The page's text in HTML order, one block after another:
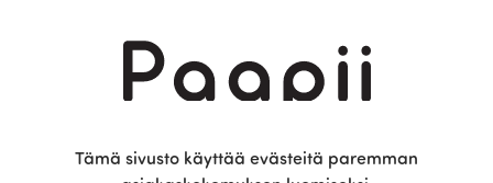
Tämä sivusto käyttää evästeitä paremman